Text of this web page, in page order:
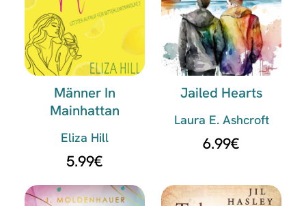
Männer In
Mainhattan
Eliza Hill
5.99€
Jailed Hearts
Laura E. Ashcroft
6.99€